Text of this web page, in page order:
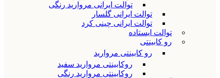
توالت ایرانی مروارید رنگی
توالت ایرانی گلسار
توالت ایرانی چینی کرد
توالت ایستاده
رو کابینتی
رو کابینتی مروارید
روکابینتی مروارید سفید
روکابینتی مروارید رنگی